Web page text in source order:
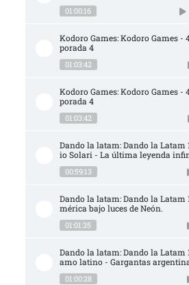
01:00:16
Kodoro Games: Kodoro Games -
porada 4
01:03:42
Kodoro Games: Kodoro Games -
porada 4
01:03:42
Dando la latam: Dando la Latam
io Solari - La última leyenda
00:59:13
Dando la latam: Dando la Latam
mérica bajo luces de Neón.
01:01:35
Dando la latam: Dando la Latam
amo latino - Gargantas
01:00:28